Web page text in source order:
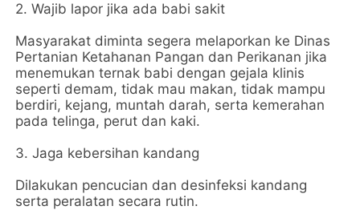
2. Wajib lapor jika ada babi sakit
Masyarakat diminta segera melaporkan ke Dinas
Pertanian Ketahanan Pangan dan Perikanan jika
menemukan ternak babi dengan gejala klinis
seperti demam, tidak mau makan, tidak mampu
berdiri, kejang, muntah darah, serta kemerahan
pada telinga, perut dan kaki.
3. Jaga kebersihan kandang
Dilakukan pencucian dan desinfeksi kandang
serta peralatan secara rutin.